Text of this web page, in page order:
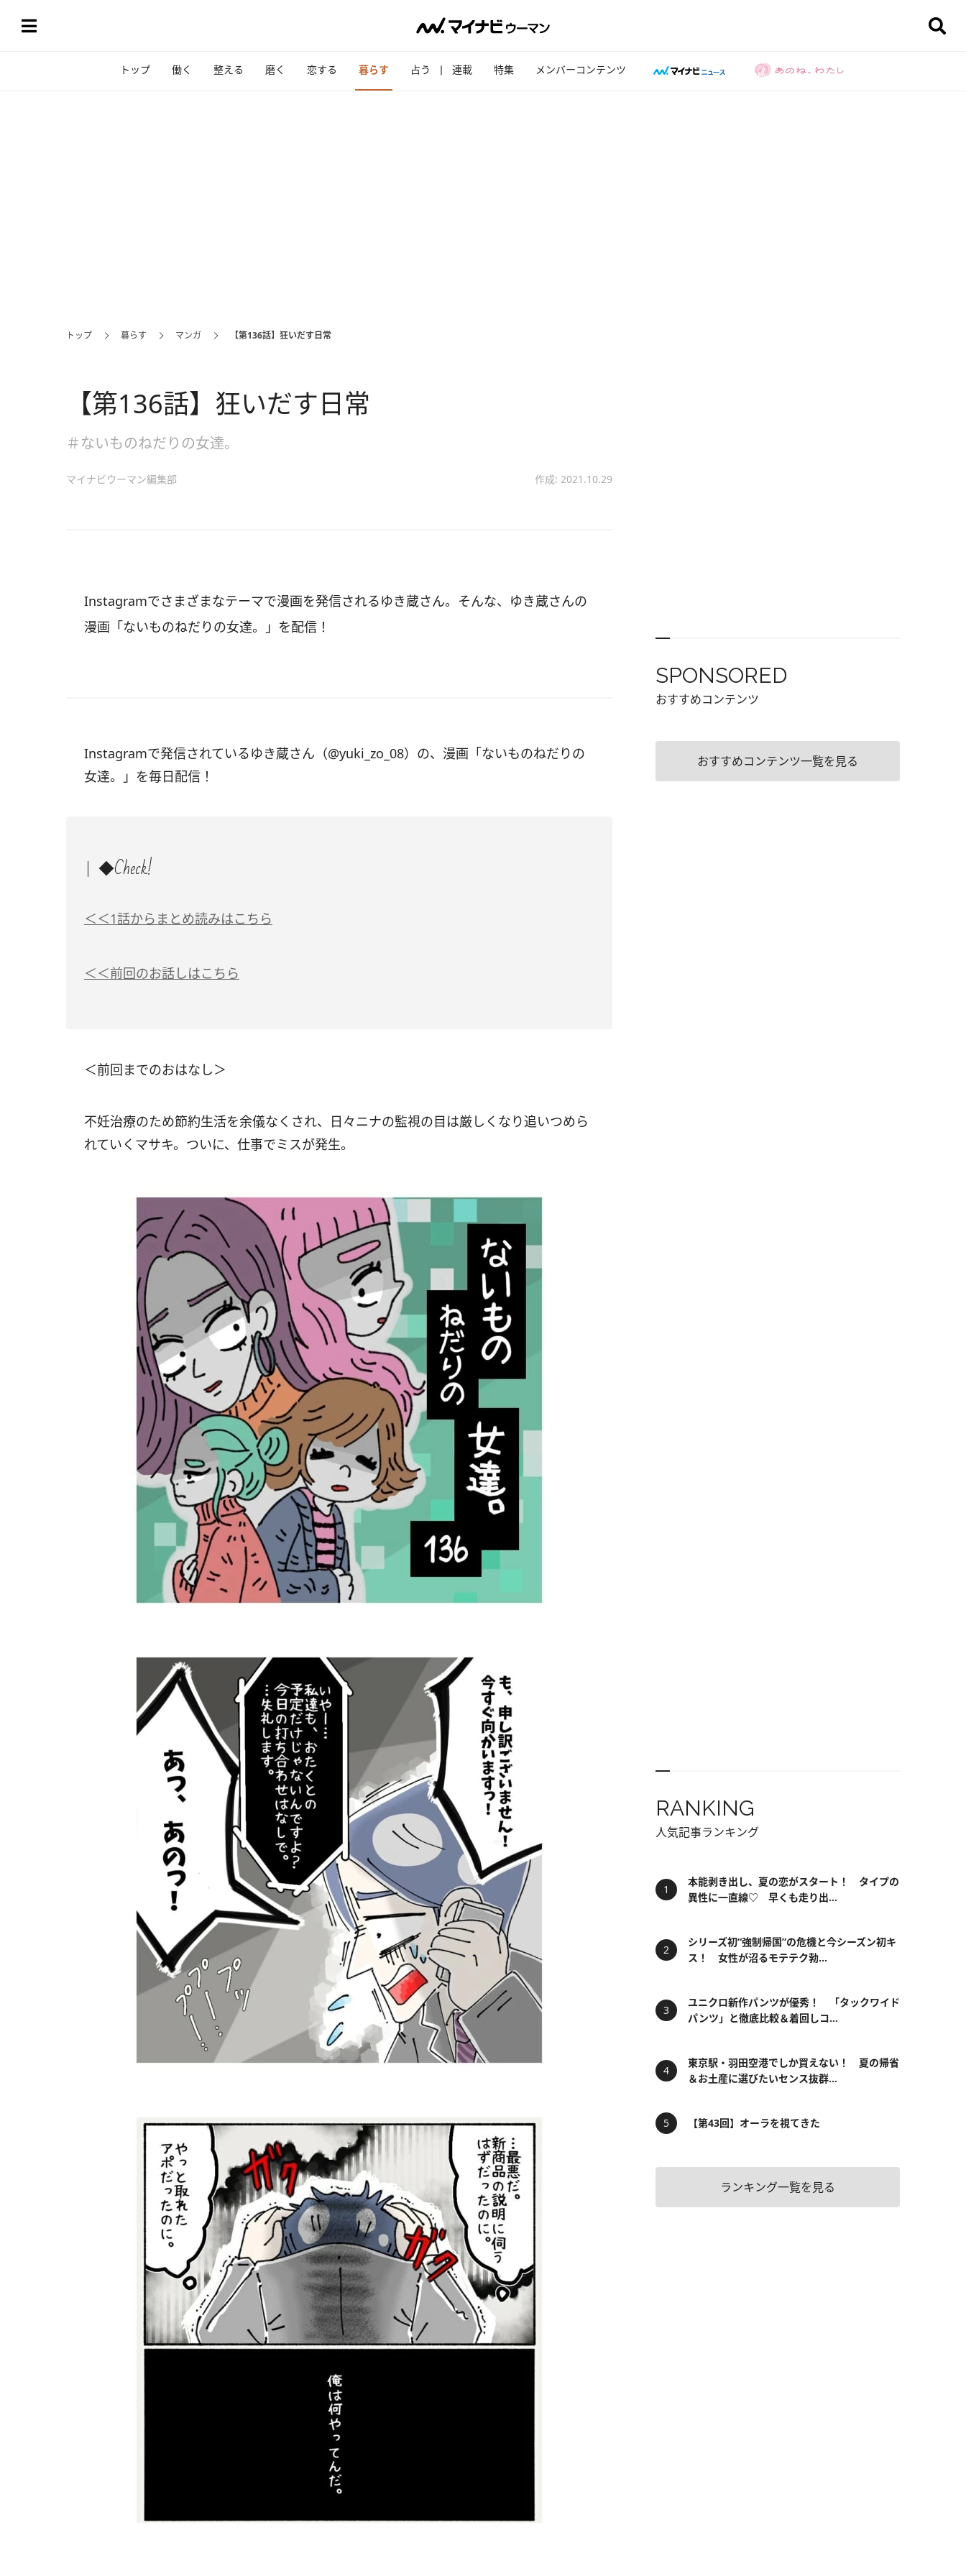
トップ 働く 整える 磨く 恋する 暮らす 占う 連載 特集 メンバーコンテンツ
トップ 暮らす マンガ 【第136話】狂いだす日常
【第136話】狂いだす日常
＃ないものねだりの女達。
マイナビウーマン編集部 作成: 2021.10.29
Instagramでさまざまなテーマで漫画を発信されるゆき蔵さん。そんな、ゆき蔵さんの
漫画「ないものねだりの女達。」を配信！
Instagramで発信されているゆき蔵さん（@yuki_zo_08）の、漫画「ないものねだりの
女達。」を毎日配信！
◆Check!
＜＜1話からまとめ読みはこちら
＜＜前回のお話しはこちら
＜前回までのおはなし＞
不妊治療のため節約生活を余儀なくされ、日々ニナの監視の目は厳しくなり追いつめら
れていくマサキ。ついに、仕事でミスが発生。
SPONSORED
おすすめコンテンツ
おすすめコンテンツ一覧を見る
RANKING
人気記事ランキング
本能剥き出し、夏の恋がスタート！ タイプの
異性に一直線♡ 早くも走り出...
シリーズ初“強制帰国”の危機と今シーズン初キ
ス！ 女性が沼るモテテク勃...
ユニクロ新作パンツが優秀！ 「タックワイド
パンツ」と徹底比較＆着回しコ...
東京駅・羽田空港でしか買えない！ 夏の帰省
＆お土産に選びたいセンス抜群...
【第43回】オーラを視てきた
ランキング一覧を見る